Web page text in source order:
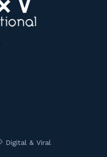
Digital & Viral